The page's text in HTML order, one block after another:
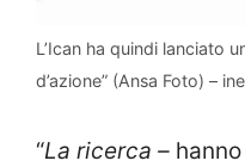
L’Ican ha quindi lanciato
d’azione” (Ansa Foto) –
“La ricerca –